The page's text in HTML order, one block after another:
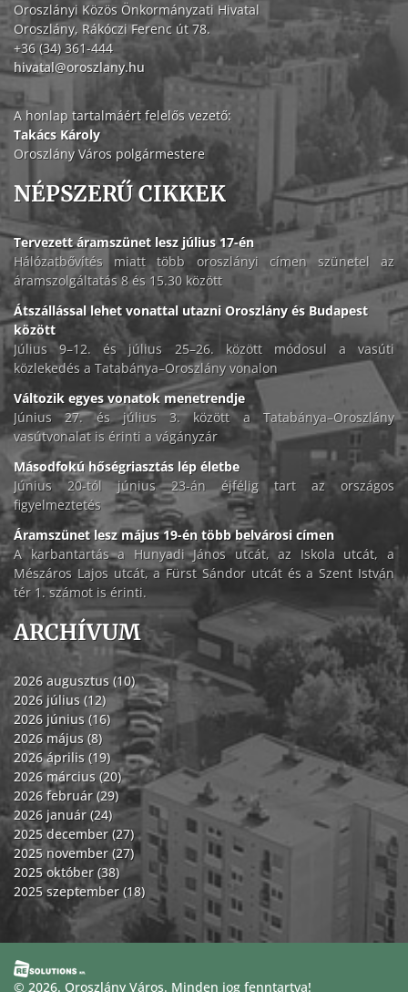
Oroszlányi Közös Önkormányzati Hivatal
Oroszlány, Rákóczi Ferenc út 78.
+36 (34) 361-444
hivatal@oroszlany.hu
A honlap tartalmáért felelős vezető:
Takács Károly
Oroszlány Város polgármestere
NÉPSZERŰ CIKKEK
Tervezett áramszünet lesz július 17-én
Hálózatbővítés miatt több oroszlányi címen szünetel az
áramszolgáltatás 8 és 15.30 között
Átszállással lehet vonattal utazni Oroszlány és Budapest
között
Július 9–12. és július 25–26. között módosul a vasúti
közlekedés a Tatabánya–Oroszlány vonalon
Változik egyes vonatok menetrendje
Június 27. és július 3. között a Tatabánya–Oroszlány
vasútvonalat is érinti a vágányzár
Másodfokú hőségriasztás lép életbe
Június 20-tól június 23-án éjfélig tart az országos
figyelmeztetés
Áramszünet lesz május 19-én több belvárosi címen
A karbantartás a Hunyadi János utcát, az Iskola utcát, a
Mészáros Lajos utcát, a Fürst Sándor utcát és a Szent István
tér 1. számot is érinti.
ARCHÍVUM
2026 augusztus (10)
2026 július (12)
2026 június (16)
2026 május (8)
2026 április (19)
2026 március (20)
2026 február (29)
2026 január (24)
2025 december (27)
2025 november (27)
2025 október (38)
2025 szeptember (18)
© 2026. Oroszlány Város. Minden jog fenntartva!